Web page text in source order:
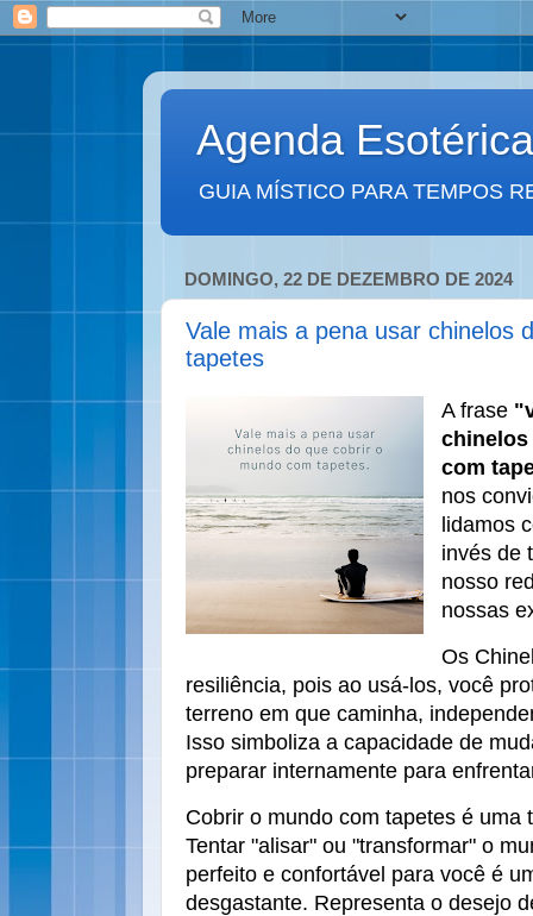
Agenda Esotérica
GUIA MÍSTICO PARA TEMPOS
DOMINGO, 22 DE DEZEMBRO DE 2024
Vale mais a pena usar chinelos
tapetes
A frase
chinelos
com
nos
lidamos
invés de
nosso
nossas
Os
resiliência, pois ao usá-los, você
terreno em que caminha,
Isso simboliza a capacidade de
preparar internamente para
Cobrir o mundo com tapetes é uma
Tentar "alisar" ou "transformar" o
perfeito e confortável para você é
desgastante. Representa o desejo